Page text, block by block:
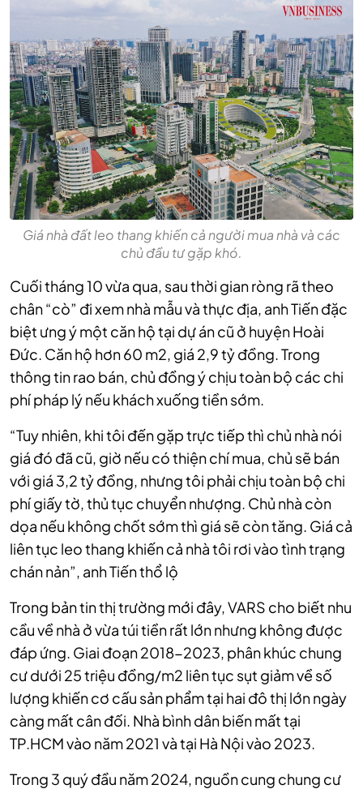
Giá nhà đất leo thang khiến cả người mua nhà và các
chủ đầu tư gặp khó.
Cuối tháng 10 vừa qua, sau thời gian ròng rã theo
chân “cò” đi xem nhà mẫu và thực địa, anh Tiến đặc
biệt ưng ý một căn hộ tại dự án cũ ở huyện Hoài
Đức. Căn hộ hơn 60 m2, giá 2,9 tỷ đồng. Trong
thông tin rao bán, chủ đồng ý chịu toàn bộ các chi
phí pháp lý nếu khách xuống tiền sớm.
“Tuy nhiên, khi tôi đến gặp trực tiếp thì chủ nhà nói
giá đó đã cũ, giờ nếu có thiện chí mua, chủ sẽ bán
với giá 3,2 tỷ đồng, nhưng tôi phải chịu toàn bộ chi
phí giấy tờ, thủ tục chuyển nhượng. Chủ nhà còn
dọa nếu không chốt sớm thì giá sẽ còn tăng. Giá cả
liên tục leo thang khiến cả nhà tôi rơi vào tình trạng
chán nản”, anh Tiến thổ lộ
Trong bản tin thị trường mới đây, VARS cho biết nhu
cầu về nhà ở vừa túi tiền rất lớn nhưng không được
đáp ứng. Giai đoạn 2018-2023, phân khúc chung
cư dưới 25 triệu đồng/m2 liên tục sụt giảm về số
lượng khiến cơ cấu sản phẩm tại hai đô thị lớn ngày
càng mất cân đối. Nhà bình dân biến mất tại
TP.HCM vào năm 2021 và tại Hà Nội vào 2023.
Trong 3 quý đầu năm 2024, nguồn cung chung cư